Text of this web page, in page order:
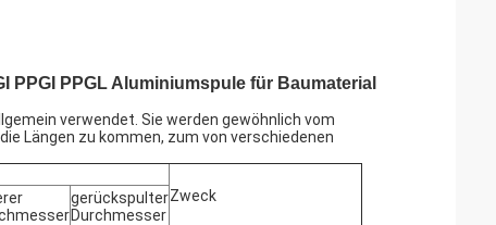
PPGI PPGL Aluminiumspule für Baumaterial
verwendet. Sie werden gewöhnlich vom
Längen zu kommen, zum von verschiedenen
Zweck
gerückspulter
Durchmesser